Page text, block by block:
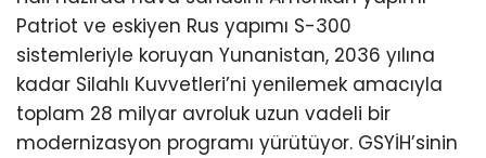
Patriot ve eskiyen Rus yapımı S-300
sistemleriyle koruyan Yunanistan, 2036 yılına
kadar Silahlı Kuvvetleri’ni yenilemek amacıyla
toplam 28 milyar avroluk uzun vadeli bir
modernizasyon programı yürütüyor. GSYİH’sinin